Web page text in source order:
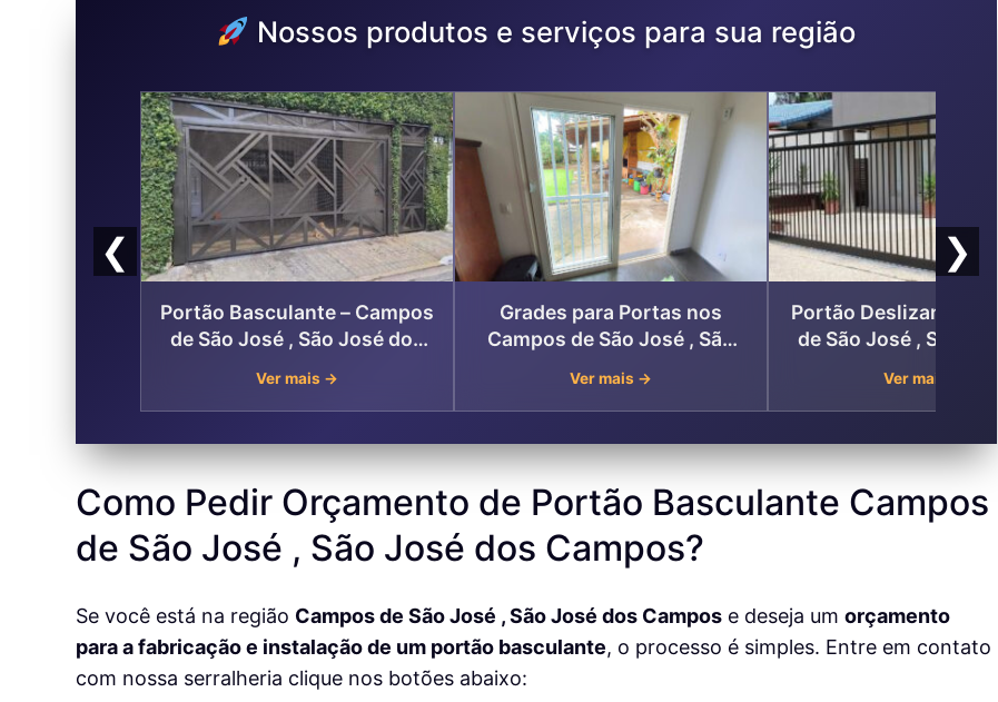
Nossos produtos e serviços para sua região
❮
Portão Basculante – Campos
de São José , São José dos
Campos
Ver mais →
Grades para Portas nos
Campos de São José , São
José dos Campos
Ver mais →
Portão Deslizante –
de São José , São
Ver mais →
❯
Como Pedir Orçamento de Portão Basculante Campos
de São José , São José dos Campos?
Se você está na região Campos de São José , São José dos Campose deseja um orçamento
para a fabricação e instalação de um portão basculante, o processo é simples. Entre em contato
com nossa serralheria clique nos botões abaixo: